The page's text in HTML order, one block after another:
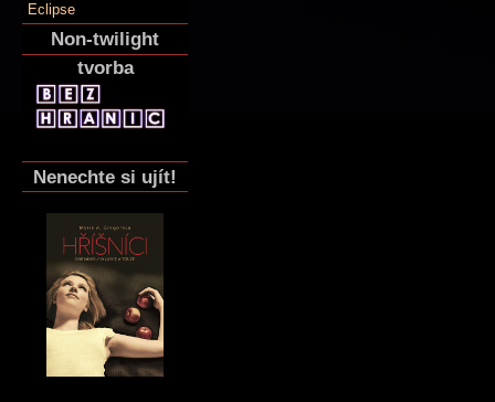
Eclipse
Non-twilight
tvorba
Nenechte si ujít!